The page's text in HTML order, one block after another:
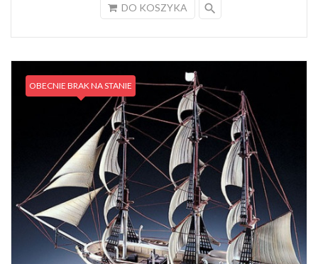
DO KOSZYKA search
OBECNIE BRAK NA STANIE